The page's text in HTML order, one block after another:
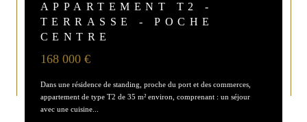
APPARTEMENT T2 -
TERRASSE - POCHE
CENTRE
168 000 €
Dans une résidence de standing, proche du port et des commerces,
appartement de type T2 de 35 m² environ, comprenant : un séjour
avec une cuisine...